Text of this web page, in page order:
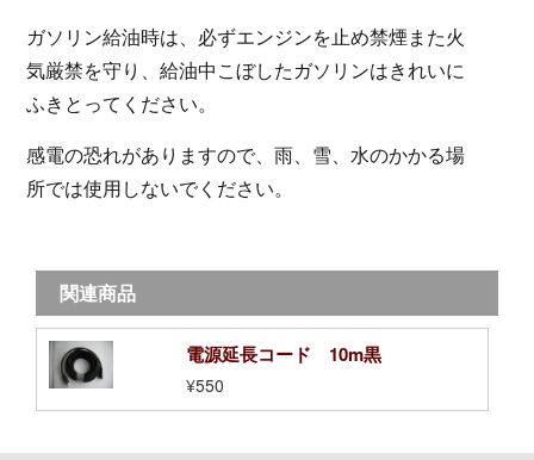
ガソリン給油時は、必ずエンジンを止め禁煙また火
気厳禁を守り、給油中こぼしたガソリンはきれいに
ふきとってください。
感電の恐れがありますので、雨、雪、水のかかる場
所では使用しないでください。
関連商品
電源延長コード 10m黒
¥550